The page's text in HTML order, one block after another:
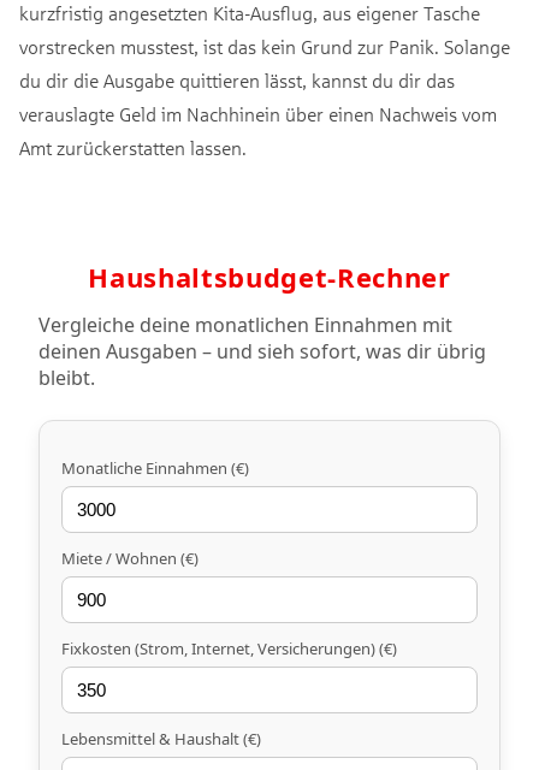
kurzfristig angesetzten Kita-Ausflug, aus eigener Tasche
vorstrecken musstest, ist das kein Grund zur Panik. Solange
du dir die Ausgabe quittieren lässt, kannst du dir das
verauslagte Geld im Nachhinein über einen Nachweis vom
Amt zurückerstatten lassen.